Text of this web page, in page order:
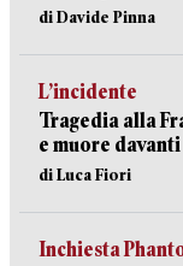
di Davide Pinna
L’incidente
Tragedia alla
e muore
di Luca Fiori
Inchiesta